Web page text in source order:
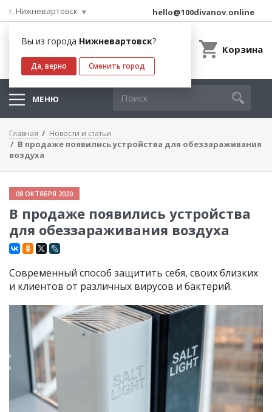
г. Нижневартовск
Вы из города Нижневартовск?
Да, верно Сменить город
hello@100divanov.online
Корзина
МЕНЮ
Главная Новости и статьи
В продаже появились устройства для обеззараживания
воздуха
08 ОКТЯБРЯ 2020
В продаже появились устройства
для обеззараживания воздуха
Современный способ защитить себя, своих близких
и клиентов от различных вирусов и бактерий.